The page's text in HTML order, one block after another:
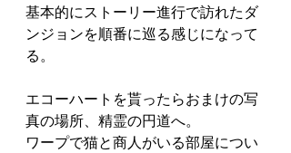
基本的にストーリー進行で訪れたダ
ンジョンを順番に巡る感じになって
る。
エコーハートを貰ったらおまけの写
真の場所、精霊の円道へ。
ワープで猫と商人がいる部屋につい